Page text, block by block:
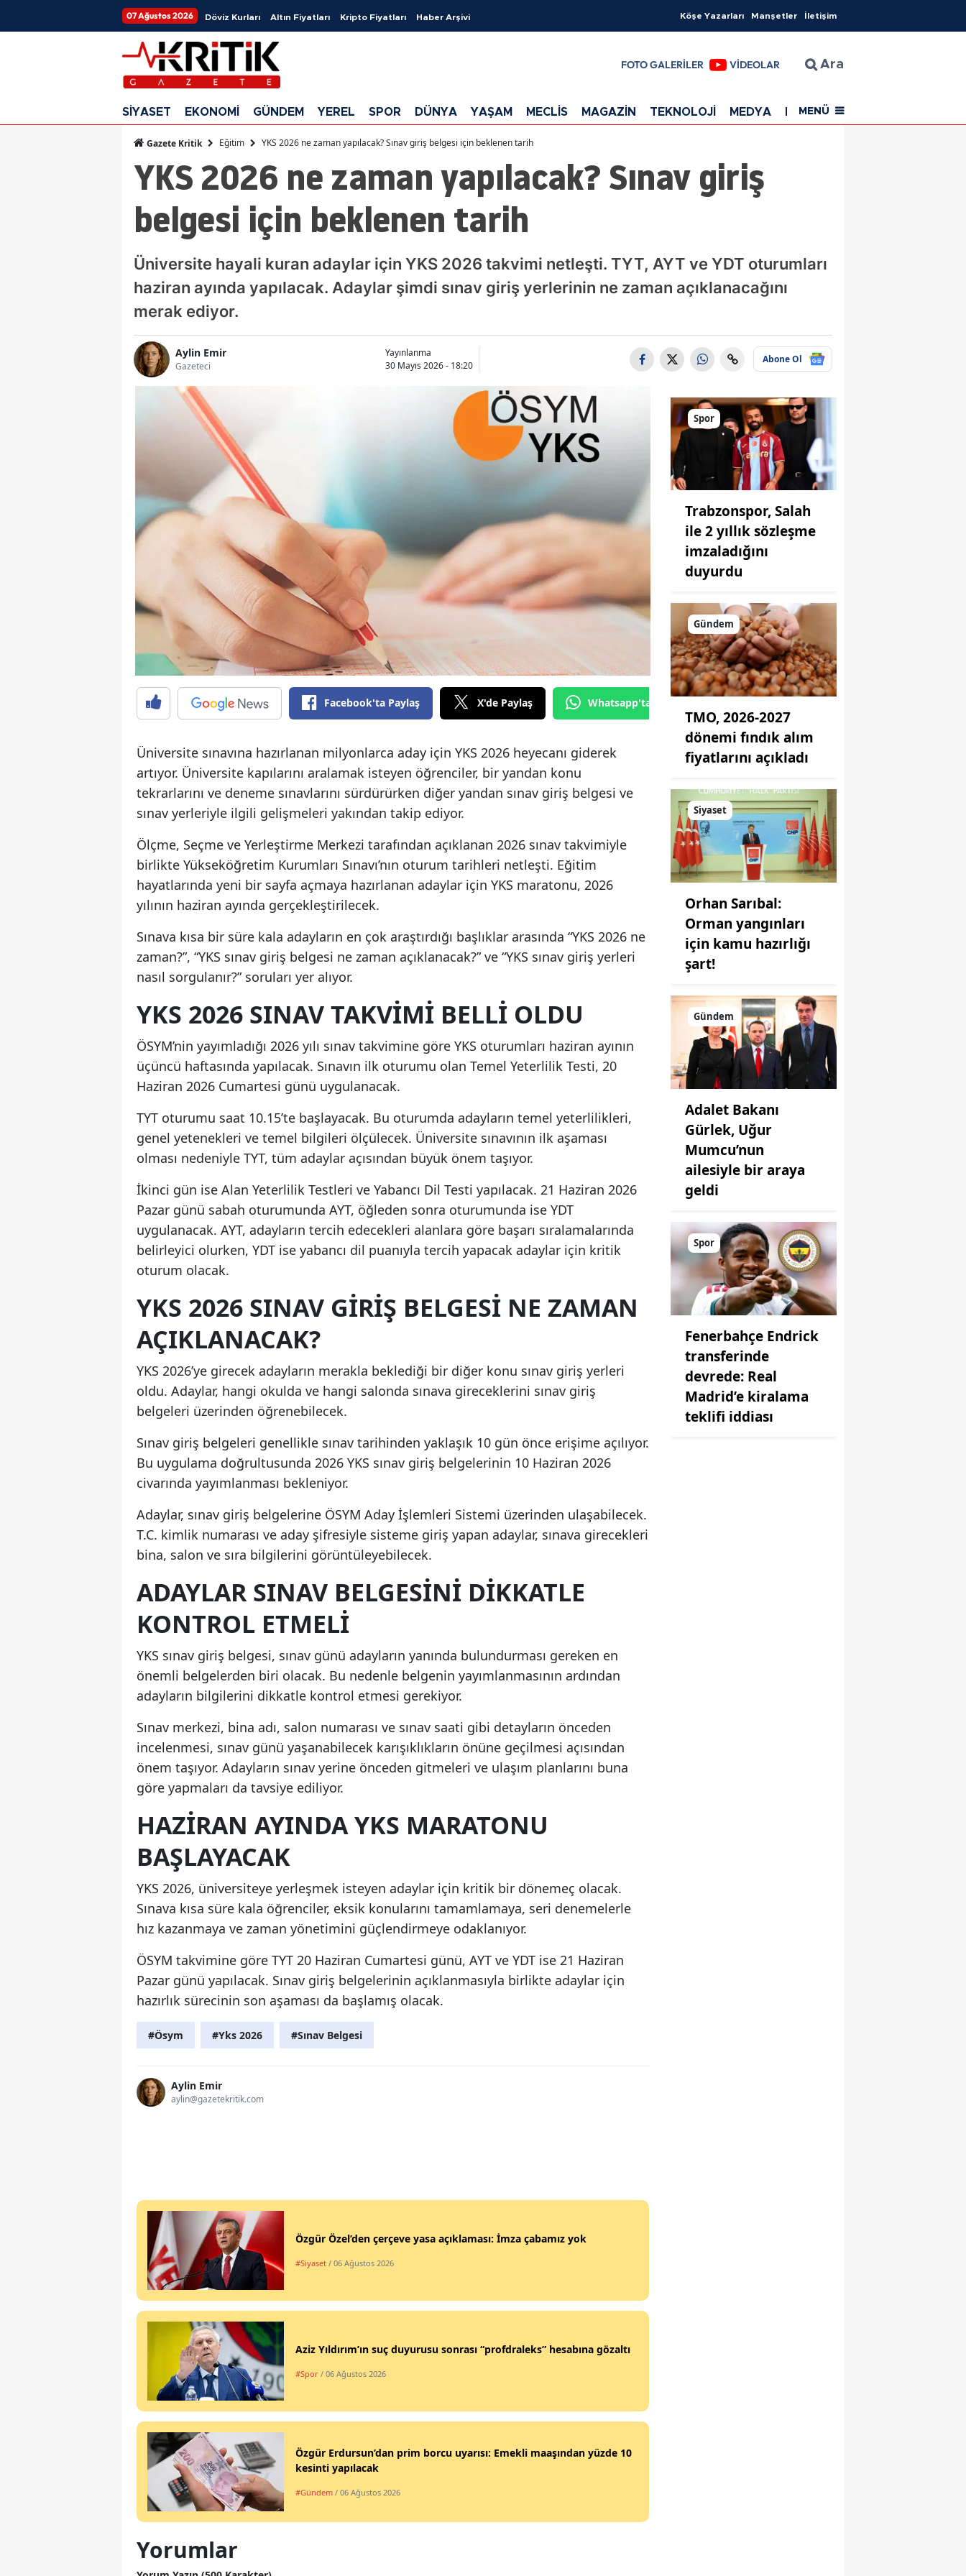
07 Ağustos 2026 Döviz Kurları Altın Fiyatları Kripto Fiyatları Haber Arşivi Köşe Yazarları Manşetler İletişim
FOTO GALERİLER VİDEOLAR Ara
SİYASET EKONOMİ GÜNDEM YEREL SPOR DÜNYA YAŞAM MECLİS MAGAZİN TEKNOLOJİ MEDYA EĞİTİM SAĞLIK
MENÜ
Gazete Kritik Eğitim YKS 2026 ne zaman yapılacak? Sınav giriş belgesi için beklenen tarih
YKS 2026 ne zaman yapılacak? Sınav giriş
belgesi için beklenen tarih
Üniversite hayali kuran adaylar için YKS 2026 takvimi netleşti. TYT, AYT ve YDT oturumları
haziran ayında yapılacak. Adaylar şimdi sınav giriş yerlerinin ne zaman açıklanacağını
merak ediyor.
Aylin Emir
Gazeteci
Yayınlanma
30 Mayıs 2026 - 18:20
Abone Ol
Facebook'ta Paylaş X'de Paylaş Whatsapp'tan Gönder
Üniversite sınavına hazırlanan milyonlarca aday için YKS 2026 heyecanı giderek
artıyor. Üniversite kapılarını aralamak isteyen öğrenciler, bir yandan konu
tekrarlarını ve deneme sınavlarını sürdürürken diğer yandan sınav giriş belgesi ve
sınav yerleriyle ilgili gelişmeleri yakından takip ediyor.
Ölçme, Seçme ve Yerleştirme Merkezi tarafından açıklanan 2026 sınav takvimiyle
birlikte Yükseköğretim Kurumları Sınavı’nın oturum tarihleri netleşti. Eğitim
hayatlarında yeni bir sayfa açmaya hazırlanan adaylar için YKS maratonu, 2026
yılının haziran ayında gerçekleştirilecek.
Sınava kısa bir süre kala adayların en çok araştırdığı başlıklar arasında “YKS 2026 ne
zaman?”, “YKS sınav giriş belgesi ne zaman açıklanacak?” ve “YKS sınav giriş yerleri
nasıl sorgulanır?” soruları yer alıyor.
YKS 2026 SINAV TAKVIMI BELLI OLDU
ÖSYM’nin yayımladığı 2026 yılı sınav takvimine göre YKS oturumları haziran ayının
üçüncü haftasında yapılacak. Sınavın ilk oturumu olan Temel Yeterlilik Testi, 20
Haziran 2026 Cumartesi günü uygulanacak.
TYT oturumu saat 10.15’te başlayacak. Bu oturumda adayların temel yeterlilikleri,
genel yetenekleri ve temel bilgileri ölçülecek. Üniversite sınavının ilk aşaması
olması nedeniyle TYT, tüm adaylar açısından büyük önem taşıyor.
İkinci gün ise Alan Yeterlilik Testleri ve Yabancı Dil Testi yapılacak. 21 Haziran 2026
Pazar günü sabah oturumunda AYT, öğleden sonra oturumunda ise YDT
uygulanacak. AYT, adayların tercih edecekleri alanlara göre başarı sıralamalarında
belirleyici olurken, YDT ise yabancı dil puanıyla tercih yapacak adaylar için kritik
oturum olacak.
YKS 2026 SINAV GIRIŞ BELGESI NE ZAMAN
AÇIKLANACAK?
YKS 2026’ye girecek adayların merakla beklediği bir diğer konu sınav giriş yerleri
oldu. Adaylar, hangi okulda ve hangi salonda sınava gireceklerini sınav giriş
belgeleri üzerinden öğrenebilecek.
Sınav giriş belgeleri genellikle sınav tarihinden yaklaşık 10 gün önce erişime açılıyor.
Bu uygulama doğrultusunda 2026 YKS sınav giriş belgelerinin 10 Haziran 2026
civarında yayımlanması bekleniyor.
Adaylar, sınav giriş belgelerine ÖSYM Aday İşlemleri Sistemi üzerinden ulaşabilecek.
T.C. kimlik numarası ve aday şifresiyle sisteme giriş yapan adaylar, sınava girecekleri
bina, salon ve sıra bilgilerini görüntüleyebilecek.
ADAYLAR SINAV BELGESINI DIKKATLE
KONTROL ETMELI
YKS sınav giriş belgesi, sınav günü adayların yanında bulundurması gereken en
önemli belgelerden biri olacak. Bu nedenle belgenin yayımlanmasının ardından
adayların bilgilerini dikkatle kontrol etmesi gerekiyor.
Sınav merkezi, bina adı, salon numarası ve sınav saati gibi detayların önceden
incelenmesi, sınav günü yaşanabilecek karışıklıkların önüne geçilmesi açısından
önem taşıyor. Adayların sınav yerine önceden gitmeleri ve ulaşım planlarını buna
göre yapmaları da tavsiye ediliyor.
HAZIRAN AYINDA YKS MARATONU
BAŞLAYACAK
YKS 2026, üniversiteye yerleşmek isteyen adaylar için kritik bir dönemeç olacak.
Sınava kısa süre kala öğrenciler, eksik konularını tamamlamaya, seri denemelerle
hız kazanmaya ve zaman yönetimini güçlendirmeye odaklanıyor.
ÖSYM takvimine göre TYT 20 Haziran Cumartesi günü, AYT ve YDT ise 21 Haziran
Pazar günü yapılacak. Sınav giriş belgelerinin açıklanmasıyla birlikte adaylar için
hazırlık sürecinin son aşaması da başlamış olacak.
#Ösym #Yks 2026 #Sınav Belgesi
Aylin Emir
aylin@gazetekritik.com
Özgür Özel’den çerçeve yasa açıklaması: İmza çabamız yok
#Siyaset / 06 Ağustos 2026
Aziz Yıldırım’ın suç duyurusu sonrası “profdraleks” hesabına gözaltı
#Spor / 06 Ağustos 2026
Özgür Erdursun’dan prim borcu uyarısı: Emekli maaşından yüzde 10
kesinti yapılacak
#Gündem / 06 Ağustos 2026
Yorumlar
Spor
Trabzonspor, Salah
ile 2 yıllık sözleşme
imzaladığını
duyurdu
Gündem
TMO, 2026-2027
dönemi fındık alım
fiyatlarını açıkladı
Siyaset
Orhan Sarıbal:
Orman yangınları
için kamu hazırlığı
şart!
Gündem
Adalet Bakanı
Gürlek, Uğur
Mumcu’nun
ailesiyle bir araya
geldi
Spor
Fenerbahçe Endrick
transferinde
devrede: Real
Madrid’e kiralama
teklifi iddiası